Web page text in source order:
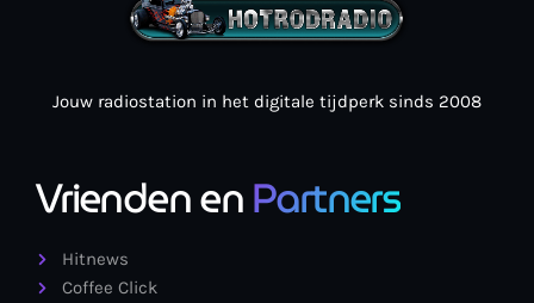
Jouw radiostation in het digitale tijdperk sinds 2008
Vrienden enPartners
Hitnews
Coffee Click